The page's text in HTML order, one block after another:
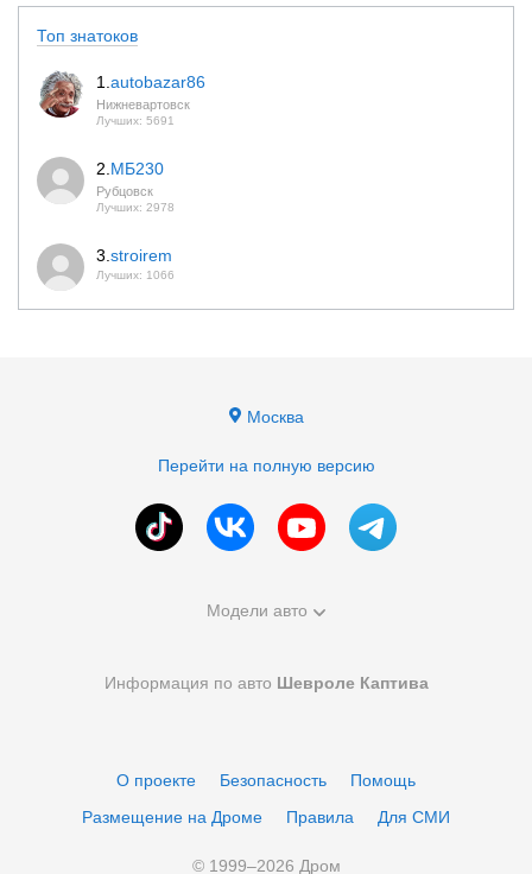
Топ знатоков
1. autobazar86
Нижневартовск
Лучших: 5691
2. МБ230
Рубцовск
Лучших: 2978
3. stroirem
Лучших: 1066
Москва
Перейти на полную версию
Модели авто
Информация по авто Шевроле Каптива
О проекте Безопасность
Помощь
Размещение на Дроме
Правила Для СМИ
© 1999–2026 Дром